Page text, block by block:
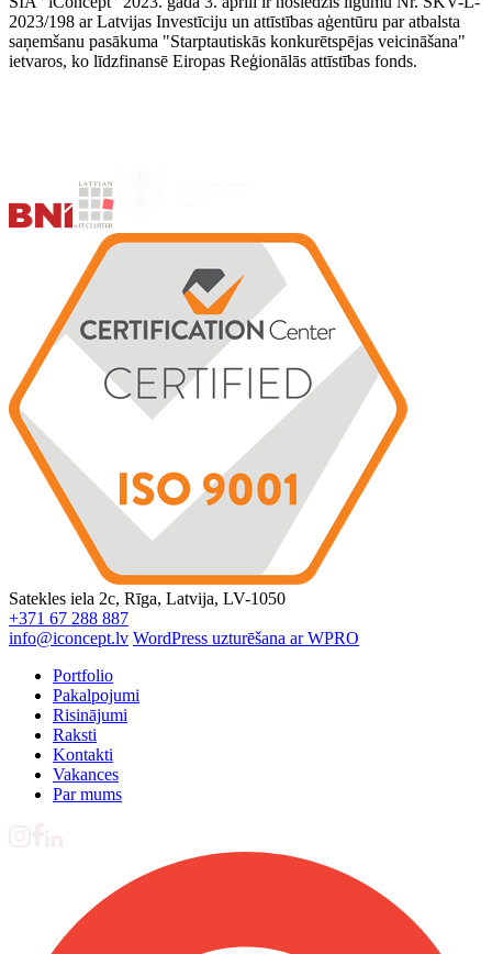
2023/198 ar Latvijas Investīciju un attīstības aģentūru par atbalsta
saņemšanu pasākuma "Starptautiskās konkurētspējas veicināšana"
ietvaros, ko līdzfinansē Eiropas Reģionālās attīstības fonds.
Satekles iela 2c, Rīga, Latvija, LV-1050
+371 67 288 887
info@iconcept.lv WordPress uzturēšana ar WPRO
Portfolio
Pakalpojumi
Risinājumi
Raksti
Kontakti
Vakances
Par mums